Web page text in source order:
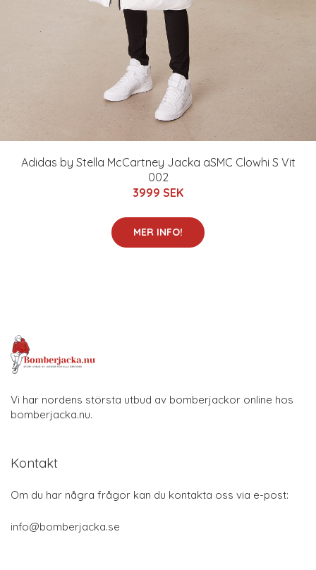
Adidas by Stella McCartney Jacka aSMC Clowhi S Vit
002
3999 SEK
MER INFO!
Vi har nordens största utbud av bomberjackor online hos
bomberjacka.nu.
Kontakt
Om du har några frågor kan du kontakta oss via e-post:
info@bomberjacka.se